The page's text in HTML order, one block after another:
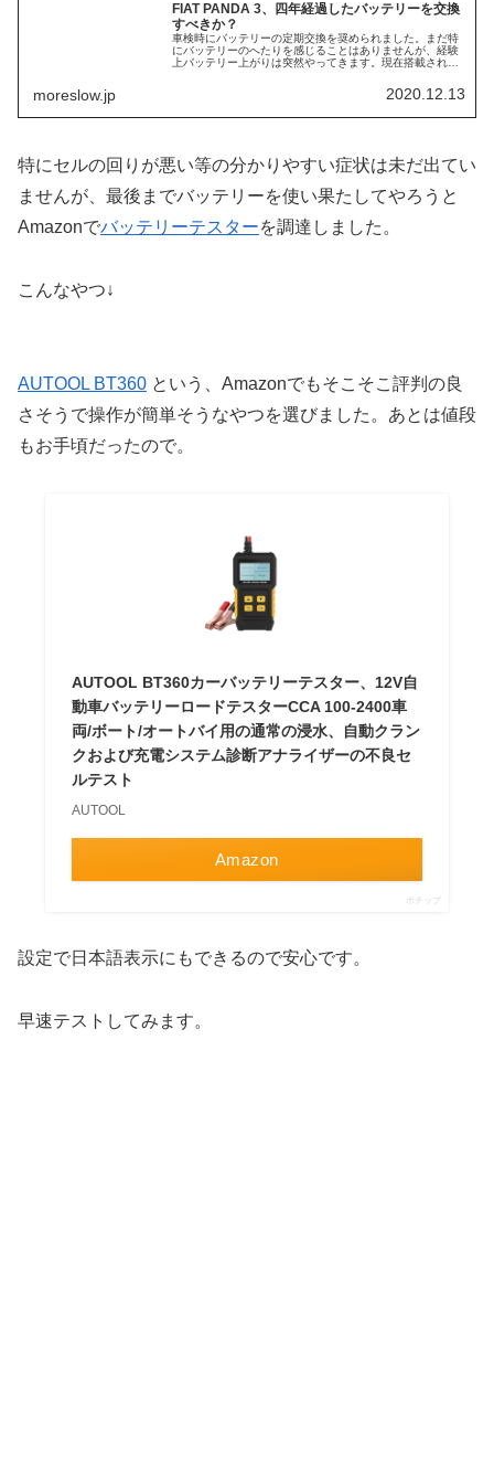
FIAT PANDA 3、四年経過したバッテリーを交換
すべきか？
車検時にバッテリーの定期交換を奨められました。まだ特
にバッテリーのへたりを感じることはありませんが、経験
上バッテリー上がりは突然やってきます。現在搭載されて
moreslow.jp 2020.12.13
特にセルの回りが悪い等の分かりやすい症状は未だ出てい
ませんが、最後までバッテリーを使い果たしてやろうと
Amazonでバッテリーテスターを調達しました。
こんなやつ↓
AUTOOL BT360 という、Amazonでもそこそこ評判の良
さそうで操作が簡単そうなやつを選びました。あとは値段
もお手頃だったので。
AUTOOL BT360カーバッテリーテスター、12V自
動車バッテリーロードテスターCCA 100-2400車
両/ボート/オートバイ用の通常の浸水、自動クラン
クおよび充電システム診断アナライザーの不良セ
ルテスト
AUTOOL
Amazon
ポチップ
設定で日本語表示にもできるので安心です。
早速テストしてみます。